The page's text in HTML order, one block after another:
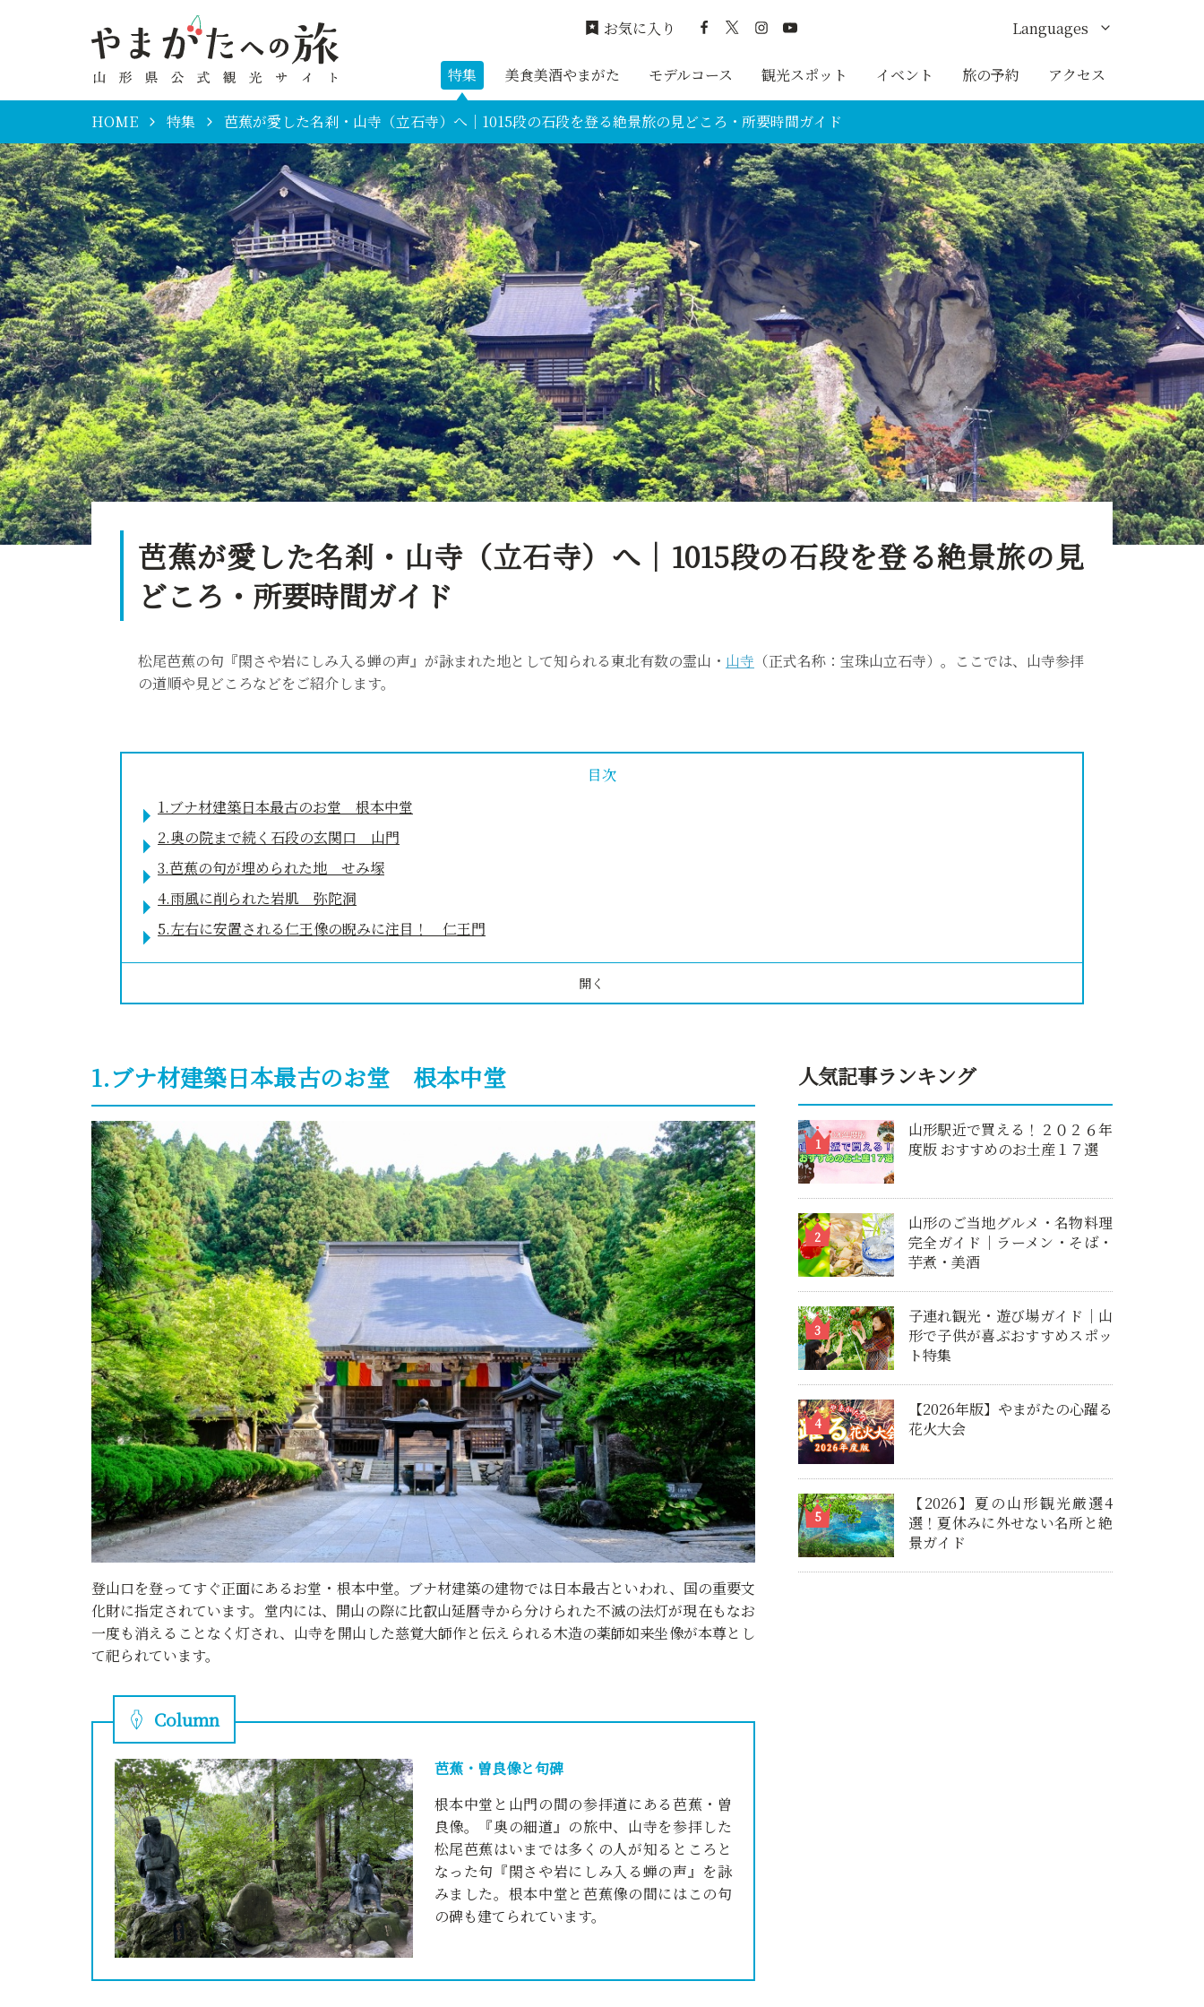
特集 美食美酒やまがた モデルコース 観光スポット イベント 旅の予約 アクセス
お気に入り Languages
English
繁体中文
簡体中文
ภาษาไทย
HOME 特集 芭蕉が愛した名刹・山寺（立石寺）へ｜1015段の石段を登る絶景旅の見どころ・所要時間ガイド
芭蕉が愛した名刹・山寺（立石寺）へ｜1015段の石段を登る絶景旅の見
どころ・所要時間ガイド
松尾芭蕉の句『閑さや岩にしみ入る蝉の声』が詠まれた地として知られる東北有数の霊山・ 山寺 （正式名称：宝珠山立石寺）。ここでは、山寺参拝
の道順や見どころなどをご紹介します。
目次
1.ブナ材建築日本最古のお堂 根本中堂
2.奥の院まで続く石段の玄関口 山門
3.芭蕉の句が埋められた地 せみ塚
4.雨風に削られた岩肌 弥陀洞
5.左右に安置される仁王像の睨みに注目！ 仁王門
開く
1.ブナ材建築日本最古のお堂 根本中堂
登山口を登ってすぐ正面にあるお堂・根本中堂。ブナ材建築の建物では日本最古といわれ、国の重要文
化財に指定されています。堂内には、開山の際に比叡山延暦寺から分けられた不滅の法灯が現在もなお
一度も消えることなく灯され、山寺を開山した慈覚大師作と伝えられる木造の薬師如来坐像が本尊とし
て祀られています。
Column
芭蕉・曽良像と句碑
根本中堂と山門の間の参拝道にある芭蕉・曽
良像。『奥の細道』の旅中、山寺を参拝した
松尾芭蕉はいまでは多くの人が知るところと
なった句『閑さや岩にしみ入る蝉の声』を詠
みました。根本中堂と芭蕉像の間にはこの句
の碑も建てられています。
人気記事ランキング
山形駅近で買える！２０２６年
度版 おすすめのお土産１７選
山形のご当地グルメ・名物料理
完全ガイド｜ラーメン・そば・
芋煮・美酒
子連れ観光・遊び場ガイド｜山
形で子供が喜ぶおすすめスポッ
ト特集
【2026年版】やまがたの心躍る
花火大会
【2026】夏の山形観光厳選4
選！夏休みに外せない名所と絶
景ガイド